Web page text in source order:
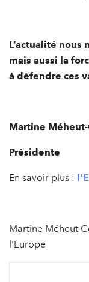
L’actualité
mais aussi la
à défendre ces
Martine
Présidente
En savoir plus :
Martine Méheut
l'Europe